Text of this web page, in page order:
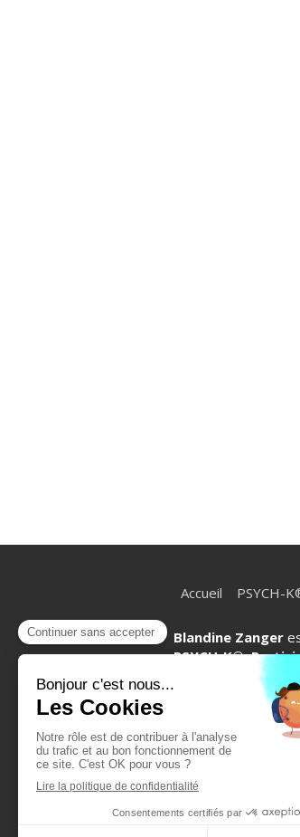
Accueil PSYCH-
Blandine Zanger
PSYCH-K®,
Access
Sophrologue
et à Venelles (Aix
K ®, Emotion
Bars®,EFT, L'être
Sophrologie...
pour tout
de rendez-vous.